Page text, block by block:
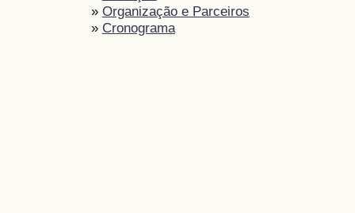
» Organização e Parceiros
» Cronograma